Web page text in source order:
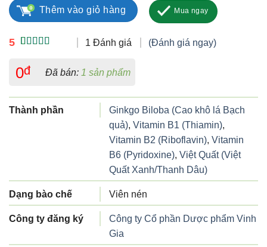
5
dựa trên
đánh giá
1 Đánh giá (Đánh giá ngay)
0đ Đã bán: 1 sản phẩm
Thành phần
Ginkgo Biloba (Cao khô lá Bạch
quả), Vitamin B1 (Thiamin),
Vitamin B2 (Riboflavin), Vitamin
B6 (Pyridoxine), Việt Quất (Việt
Quất Xanh/Thanh Dâu)
Dạng bào chế Viên nén
Công ty đăng ký
Công ty Cổ phần Dược phẩm Vinh
Gia
Thêm vào giỏ hàng Mua ngay